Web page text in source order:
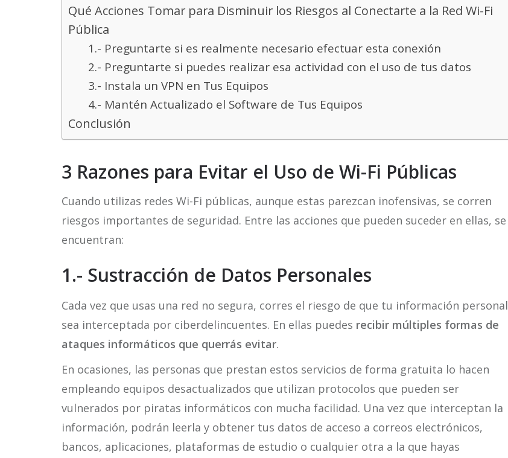
Qué Acciones Tomar para Disminuir los Riesgos al Conectarte a la Red Wi-Fi
Pública
1.- Preguntarte si es realmente necesario efectuar esta conexión
2.- Preguntarte si puedes realizar esa actividad con el uso de tus datos
3.- Instala un VPN en Tus Equipos
4.- Mantén Actualizado el Software de Tus Equipos
Conclusión
3 Razones para Evitar el Uso de Wi-Fi Públicas
Cuando utilizas redes Wi-Fi públicas, aunque estas parezcan inofensivas, se corren
riesgos importantes de seguridad. Entre las acciones que pueden suceder en ellas, se
encuentran:
1.- Sustracción de Datos Personales
Cada vez que usas una red no segura, corres el riesgo de que tu información personal
sea interceptada por ciberdelincuentes. En ellas puedes recibir múltiples formas de
ataques informáticos que querrás evitar.
En ocasiones, las personas que prestan estos servicios de forma gratuita lo hacen
empleando equipos desactualizados que utilizan protocolos que pueden ser
vulnerados por piratas informáticos con mucha facilidad. Una vez que interceptan la
información, podrán leerla y obtener tus datos de acceso a correos electrónicos,
bancos, aplicaciones, plataformas de estudio o cualquier otra a la que hayas